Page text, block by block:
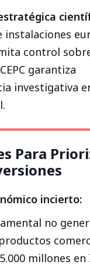
instalaciones
control
garantiza
investigativa
Para
incierto:
no
millones en